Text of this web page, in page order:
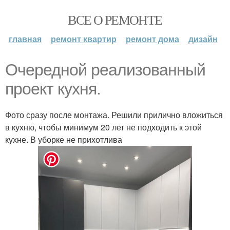
ВСЕ О РЕМОНТЕ
главная ремонт квартир ремонт дома дизайн
Очередной реализованный
проект кухня.
Фото сразу после монтажа. Решили прилично вложиться
в кухню, чтобы минимум 20 лет не подходить к этой
кухне. В уборке не прихотлива